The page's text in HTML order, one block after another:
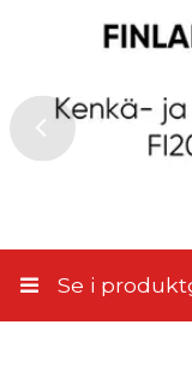
Merivesi,
Service och
Se i